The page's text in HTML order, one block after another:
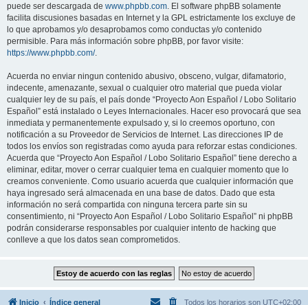
puede ser descargada de www.phpbb.com. El software phpBB solamente
facilita discusiones basadas en Internet y la GPL estrictamente los excluye de
lo que aprobamos y/o desaprobamos como conductas y/o contenido
permisible. Para más información sobre phpBB, por favor visite:
https://www.phpbb.com/.
Acuerda no enviar ningun contenido abusivo, obsceno, vulgar, difamatorio,
indecente, amenazante, sexual o cualquier otro material que pueda violar
cualquier ley de su país, el país donde “Proyecto Aon Español / Lobo Solitario
Español” está instalado o Leyes Internacionales. Hacer eso provocará que sea
inmediata y permanentemente expulsado y, si lo creemos oportuno, con
notificación a su Proveedor de Servicios de Internet. Las direcciones IP de
todos los envíos son registradas como ayuda para reforzar estas condiciones.
Acuerda que “Proyecto Aon Español / Lobo Solitario Español” tiene derecho a
eliminar, editar, mover o cerrar cualquier tema en cualquier momento que lo
creamos conveniente. Como usuario acuerda que cualquier información que
haya ingresado será almacenada en una base de datos. Dado que esta
información no será compartida con ninguna tercera parte sin su
consentimiento, ni “Proyecto Aon Español / Lobo Solitario Español” ni phpBB
podrán considerarse responsables por cualquier intento de hacking que
conlleve a que los datos sean comprometidos.
Inicio Índice general Todos los horarios son UTC+02:00